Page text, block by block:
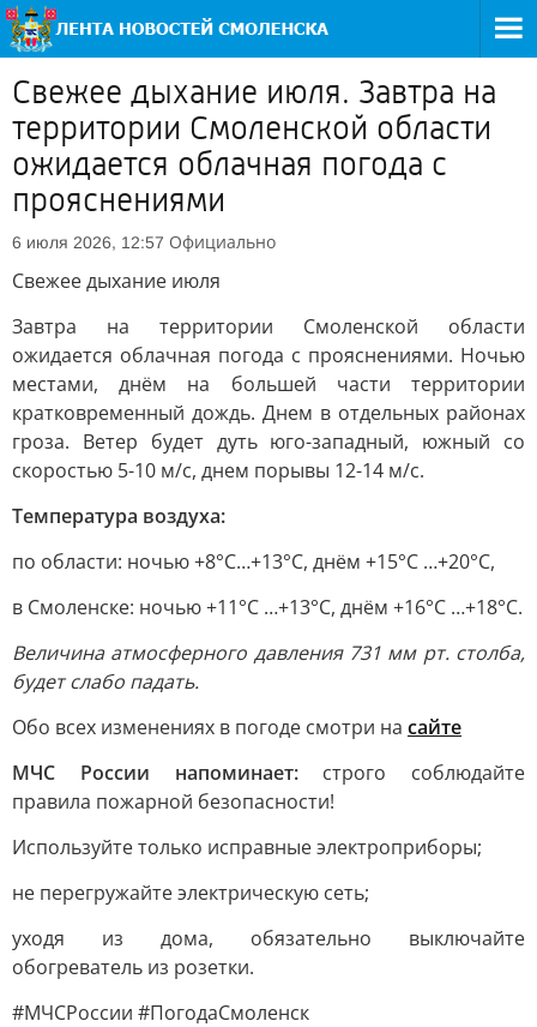
Свежее дыхание июля. Завтра на
территории Смоленской области
ожидается облачная погода с
прояснениями
6 июля 2026, 12:57 Официально
Свежее дыхание июля
Завтра на территории Смоленской области
ожидается облачная погода с прояснениями. Ночью
местами, днём на большей части территории
кратковременный дождь. Днем в отдельных районах
гроза. Ветер будет дуть юго-западный, южный со
скоростью 5-10 м/с, днем порывы 12-14 м/с.
Температура воздуха:
по области: ночью +8°С…+13°С, днём +15°С …+20°С,
в Смоленске: ночью +11°С …+13°С, днём +16°С …+18°С.
Величина атмосферного давления 731 мм рт. столба,
будет слабо падать.
Обо всех изменениях в погоде смотри на сайте
МЧС России напоминает:строго соблюдайте
правила пожарной безопасности!
Используйте только исправные электроприборы;
не перегружайте электрическую сеть;
уходя из дома, обязательно выключайте
обогреватель из розетки.
#МЧСРоссии #ПогодаСмоленск